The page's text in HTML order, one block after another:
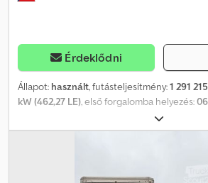
Érdeklődni
Állapot: használt, futásteljesítmény:1 291
kW (462,27 LE) , első forgalomba helyezés:
, össztömeg:
2 tengely, szín:fehér, hajtástípus:automata
ABS, elektronikus
Első regisztráció: 2012.06 Crjdpszq Tqzofx